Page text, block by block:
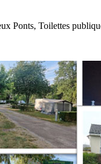
Ponts, Toilettes